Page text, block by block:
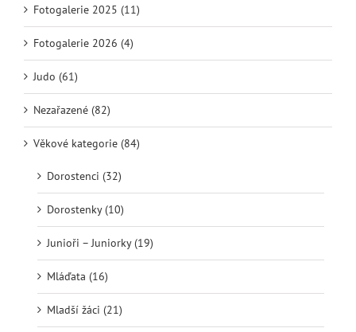
Fotogalerie 2025 (11)
Fotogalerie 2026 (4)
Judo (61)
Nezařazené (82)
Věkové kategorie (84)
Dorostenci (32)
Dorostenky (10)
Junioři – Juniorky (19)
Mláďata (16)
Mladší žáci (21)